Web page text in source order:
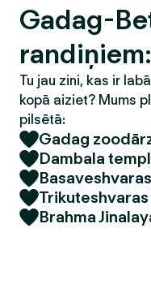
Gadag-
randiņiem:
Tu jau zini, kas ir
kopā aiziet? Mums
pilsētā:
Gadag
Dambala
Brahma